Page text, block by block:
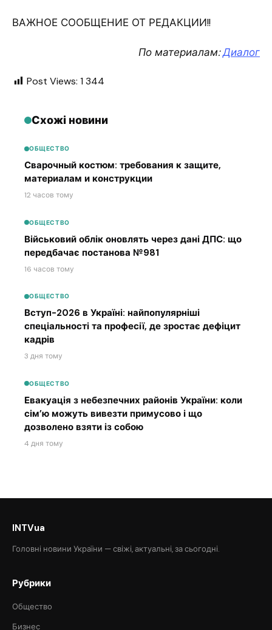
ВАЖНОЕ СООБЩЕНИЕ ОТ РЕДАКЦИИ!!
По материалам:Диалог
Post Views: 1 344
Схожі новини
ОБЩЕСТВО
Сварочный костюм: требования к защите,
материалам и конструкции
12 часов тому
ОБЩЕСТВО
Військовий облік оновлять через дані ДПС: що
передбачає постанова №981
16 часов тому
ОБЩЕСТВО
Вступ-2026 в Україні: найпопулярніші
спеціальності та професії, де зростає дефіцит
кадрів
3 дня тому
ОБЩЕСТВО
Евакуація з небезпечних районів України: коли
сім’ю можуть вивезти примусово і що
дозволено взяти із собою
4 дня тому
INTVua
Головні новини України — свіжі, актуальні, за сьогодні.
Рубрики
Общество
Бизнес